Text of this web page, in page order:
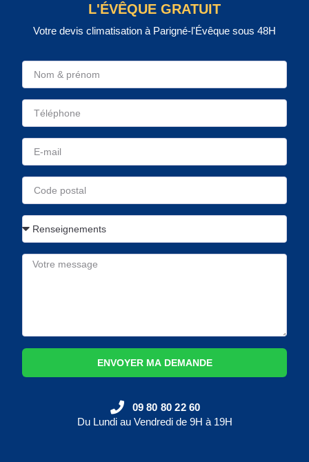
L'ÉVÊQUE GRATUIT
Votre devis climatisation à Parigné-l'Évêque sous 48H
ENVOYER MA DEMANDE
09 80 80 22 60
Du Lundi au Vendredi de 9H à 19H